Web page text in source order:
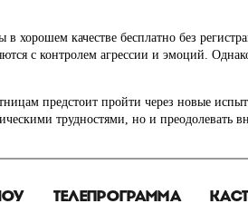
качестве бесплатно без
с контролем агрессии и эмоций.
предстоит пройти через новые
трудностями, но и преодолевать